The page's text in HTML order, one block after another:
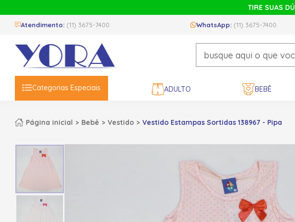
TIRE SUAS
Atendimento: (11) 3675-7400 WhatsApp: (11) 3675-7400
Categorias Especiais ADULTO BEBÊ
Página inicial Bebê Vestido Vestido Estampas Sortidas 138967 - Pipa